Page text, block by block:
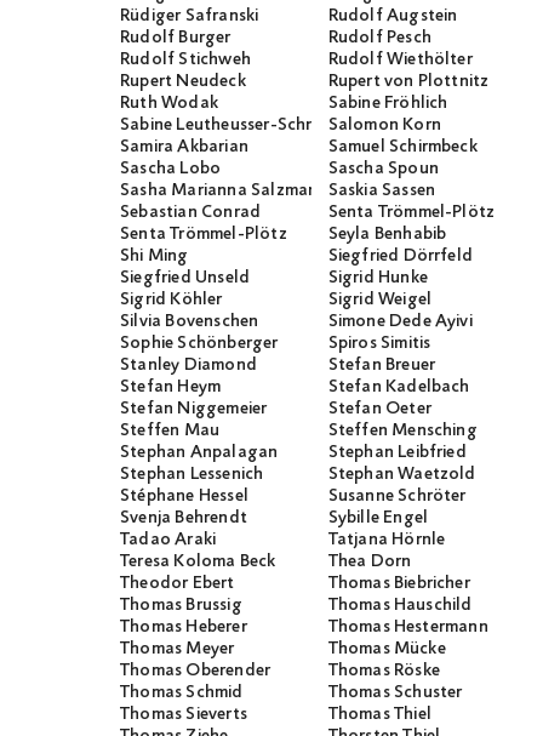
Rüdiger Safranski
Rudolf Augstein
Rudolf Burger
Rudolf Pesch
Rudolf Stichweh
Rudolf Wiethölter
Rupert Neudeck
Rupert von Plottnitz
Ruth Wodak
Sabine Fröhlich
Sabine Leutheusser-Schnarrenberger
Salomon Korn
Samira Akbarian
Samuel Schirmbeck
Sascha Lobo
Sascha Spoun
Sasha Marianna Salzmann Saskia Sassen
Sebastian Conrad
Senta Trömmel-Plötz
Senta Trömmel-Plötz
Seyla Benhabib
Shi Ming
Siegfried Dörrfeld
Siegfried Unseld
Sigrid Hunke
Sigrid Köhler
Sigrid Weigel
Silvia Bovenschen
Simone Dede Ayivi
Sophie Schönberger
Spiros Simitis
Stanley Diamond
Stefan Breuer
Stefan Heym
Stefan Kadelbach
Stefan Niggemeier
Stefan Oeter
Steffen Mau
Steffen Mensching
Stephan Anpalagan
Stephan Leibfried
Stephan Lessenich
Stephan Waetzold
Stéphane Hessel
Susanne Schröter
Svenja Behrendt
Sybille Engel
Tadao Araki
Tatjana Hörnle
Teresa Koloma Beck
Thea Dorn
Theodor Ebert
Thomas Biebricher
Thomas Brussig
Thomas Hauschild
Thomas Heberer
Thomas Hestermann
Thomas Meyer
Thomas Mücke
Thomas Oberender
Thomas Röske
Thomas Schmid
Thomas Schuster
Thomas Sieverts
Thomas Thiel